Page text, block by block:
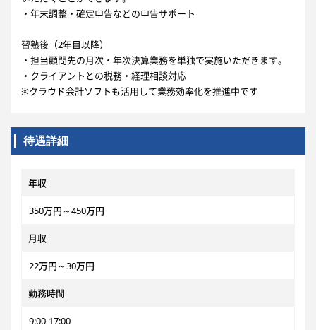
・年末調整・確定申告などの申告サポート
習熟後（2年目以降）
・担当顧問先の月次・年次決算業務を単独で実施いただきます。
・クライアントとの税務・経理相談対応
※クラウド会計ソフトも活用して業務効率化を推進中です
待遇詳細
年収
350万円～450万円
月収
22万円～30万円
勤務時間
9:00-17:00